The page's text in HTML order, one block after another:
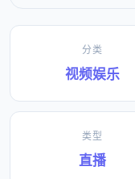
分类
视频娱乐
类型
直播